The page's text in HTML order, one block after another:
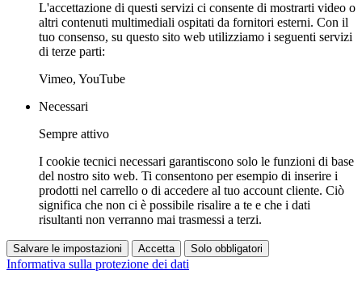
L'accettazione di questi servizi ci consente di mostrarti video o
altri contenuti multimediali ospitati da fornitori esterni. Con il
tuo consenso, su questo sito web utilizziamo i seguenti servizi
di terze parti:
Vimeo, YouTube
Necessari
Sempre attivo
I cookie tecnici necessari garantiscono solo le funzioni di base
del nostro sito web. Ti consentono per esempio di inserire i
prodotti nel carrello o di accedere al tuo account cliente. Ciò
significa che non ci è possibile risalire a te e che i dati
risultanti non verranno mai trasmessi a terzi.
Salvare le impostazioni Accetta Solo obbligatori
Informativa sulla protezione dei dati